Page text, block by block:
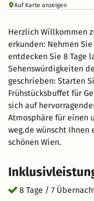
Auf Karte anzeigen
Herzlich Willkommen
erkunden: Nehmen
entdecken Sie 8 Tage
Sehenswürdigkeiten
geschrieben: Starten
Frühstücksbuffet für
sich auf
Atmosphäre für einen
weg.de wünscht
schönen Wien.
8 Tage / 7